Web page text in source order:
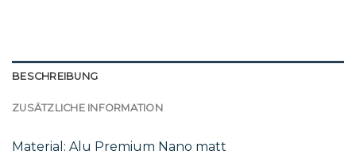
BESCHREIBUNG
ZUSÄTZLICHE INFORMATION
Material: Alu Premium Nano matt